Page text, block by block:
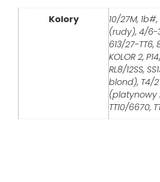
Kolory
10/27M,
(rudy), 4/6-
613/27-TT6,
KOLOR 2,
RL8/12SS,
blond), T4/
(platynowy
TT10/6670,